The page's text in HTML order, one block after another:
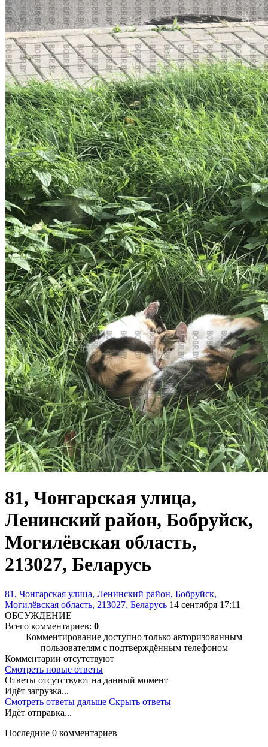
81, Чонгарская улица,
Ленинский район, Бобруйск,
Могилёвская область,
213027, Беларусь
81, Чонгарская улица, Ленинский район, Бобруйск,
Могилёвская область, 213027, Беларусь 14 сентября 17:11
ОБСУЖДЕНИЕ
Всего комментариев: 0
Комментирование доступно только авторизованным
пользователям с подтверждённым телефоном
Комментарии отсутствуют
Смотреть новые ответы
Ответы отсутствуют на данный момент
Идёт загрузка...
Смотреть ответы дальше Скрыть ответы
Идёт отправка...
Последние 0 комментариев